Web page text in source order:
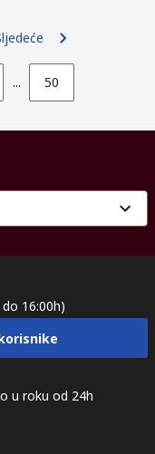
... 50
16:00h)
u roku od 24h